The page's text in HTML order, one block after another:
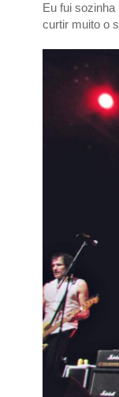
Eu fui
curtir muito o